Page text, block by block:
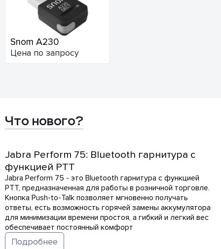
Snom A230
Цена по запросу
Что нового?
Jabra Perform 75: Bluetooth гарнитура с
функцией PTT
Jabra Perform 75 - это Bluetooth гарнитура с функцией
PTT, предназначенная для работы в розничной торговле.
Кнопка Push-to-Talk позволяет мгновенно получать
ответы, есть возможность горячей замены аккумулятора
для минимизации времени простоя, а гибкий и легкий вес
обеспечивает постоянный комфорт
Подробнее